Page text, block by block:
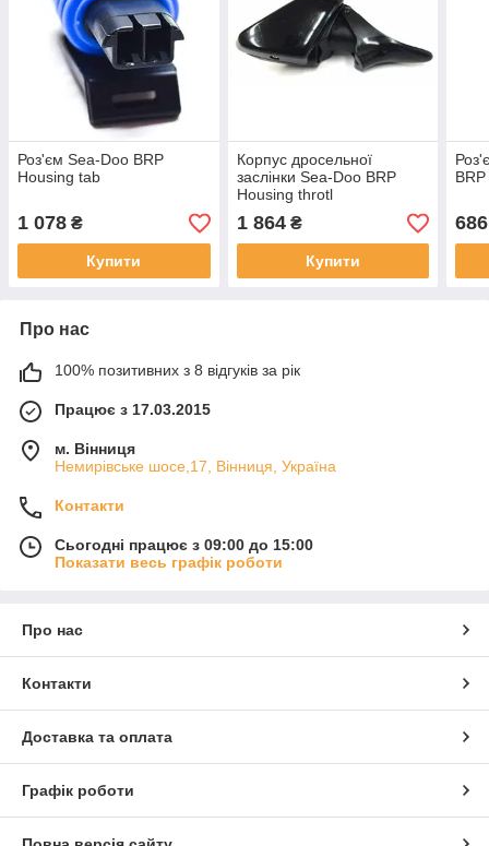
Роз'єм Sea-Doo BRP
Housing tab
1 078 ₴
Купити
Корпус дросельної
заслінки Sea-Doo BRP
Housing throtl
1 864₴
Купити
686
Про нас
100% позитивних з 8 відгуків за рік
Працює з 17.03.2015
м. Вінниця
Немирівське шосе,17, Вінниця, Україна
Контакти
Сьогодні працює з 09:00 до 15:00
Показати весь графік роботи
Про нас
Контакти
Доставка та оплата
Графік роботи